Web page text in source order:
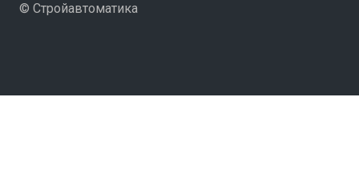
© Стройавтоматика